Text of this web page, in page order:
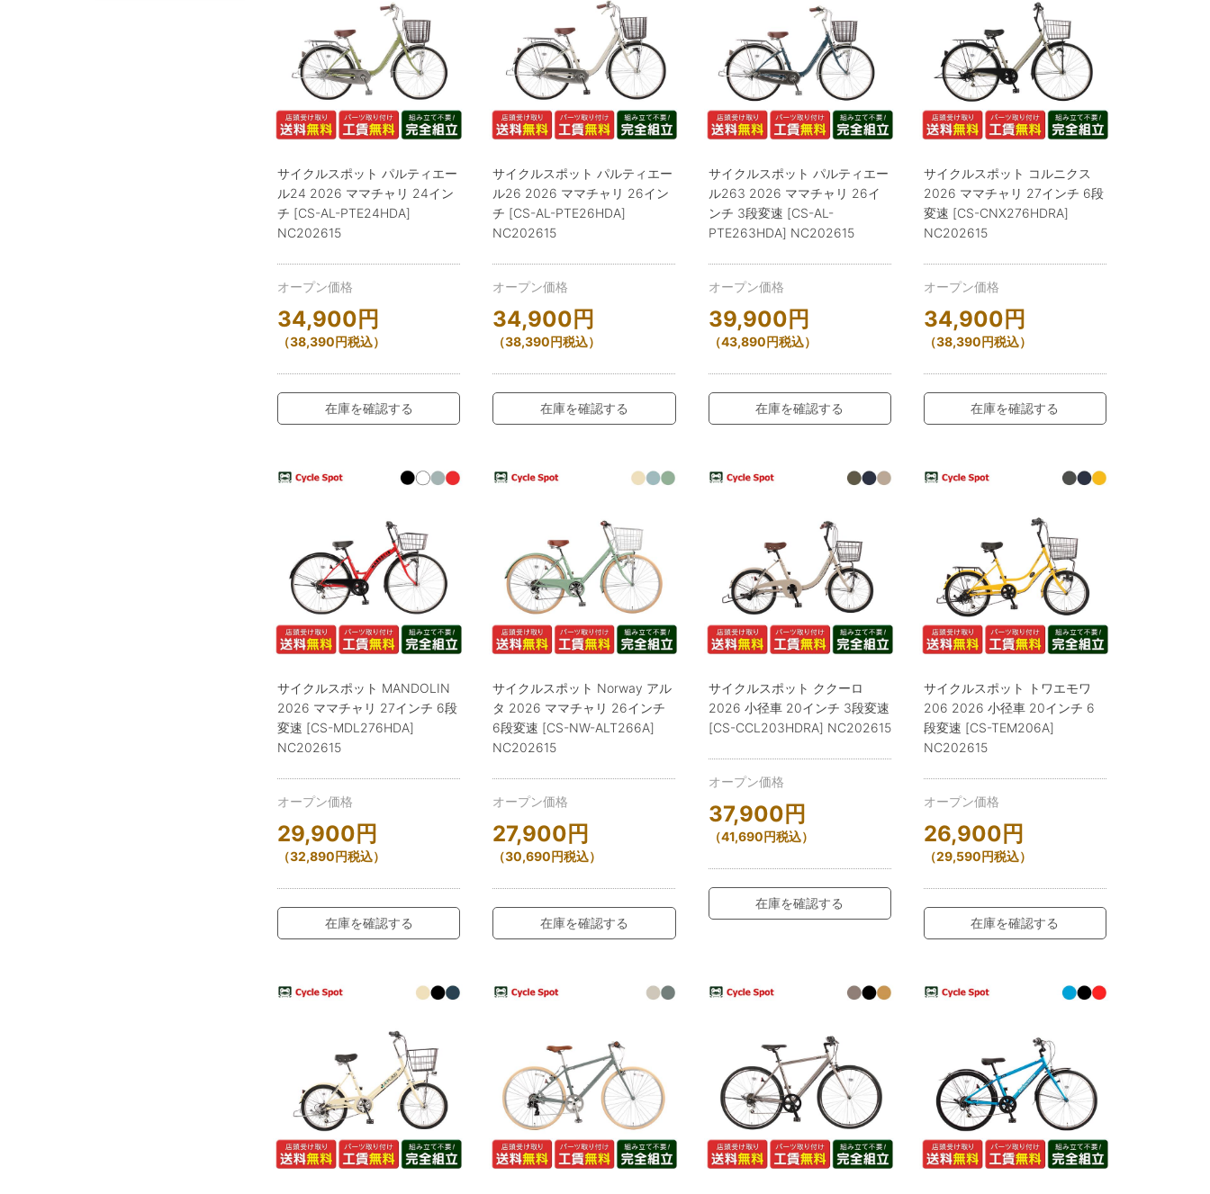
サイクルスポット パルティエー
ル24 2026 ママチャリ 24イン
チ [CS-AL-PTE24HDA]
NC202615
オープン価格
34,900 円
（38,390円税込）
在庫を確認する
サイクルスポット パルティエー
ル26 2026 ママチャリ 26イン
チ [CS-AL-PTE26HDA]
NC202615
オープン価格
34,900 円
（38,390円税込）
在庫を確認する
サイクルスポット パルティエー
ル263 2026 ママチャリ 26イ
ンチ 3段変速 [CS-AL-
PTE263HDA] NC202615
オープン価格
39,900 円
（43,890円税込）
在庫を確認する
サイクルスポット コルニクス
2026 ママチャリ 27インチ 6段
変速 [CS-CNX276HDRA]
NC202615
オープン価格
34,900 円
（38,390円税込）
在庫を確認する
サイクルスポット MANDOLIN
2026 ママチャリ 27インチ 6段
変速 [CS-MDL276HDA]
NC202615
オープン価格
29,900 円
（32,890円税込）
在庫を確認する
サイクルスポット Norway アル
タ 2026 ママチャリ 26インチ
6段変速 [CS-NW-ALT266A]
NC202615
オープン価格
27,900 円
（30,690円税込）
在庫を確認する
サイクルスポット ククーロ
2026 小径車 20インチ 3段変速
[CS-CCL203HDRA] NC202615
オープン価格
37,900 円
（41,690円税込）
在庫を確認する
サイクルスポット トワエモワ
206 2026 小径車 20インチ 6
段変速 [CS-TEM206A]
NC202615
オープン価格
26,900 円
（29,590円税込）
在庫を確認する